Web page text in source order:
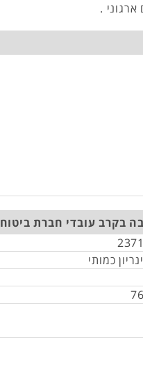
ארגוני .
בקרב עובדי חברת ביטוח
כמותי